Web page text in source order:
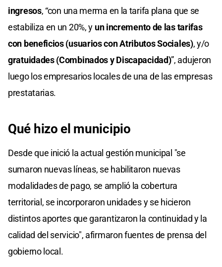
ingresos, “con una merma en la tarifa plana que se
estabiliza en un 20%, y un incremento de las tarifas
con beneficios (usuarios con Atributos Sociales), y/o
gratuidades (Combinados y Discapacidad)”, adujeron
luego los empresarios locales de una de las empresas
prestatarias.
Qué hizo el municipio
Desde que inició la actual gestión municipal "se
sumaron nuevas líneas, se habilitaron nuevas
modalidades de pago, se amplió la cobertura
territorial, se incorporaron unidades y se hicieron
distintos aportes que garantizaron la continuidad y la
calidad del servicio", afirmaron fuentes de prensa del
gobierno local.